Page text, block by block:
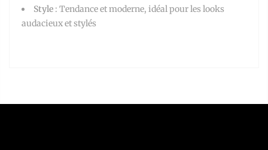
Style : Tendance et moderne, idéal pour les looks
audacieux et stylés